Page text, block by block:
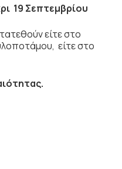
19 Σεπτεμβρίου
είτε στο
είτε στο